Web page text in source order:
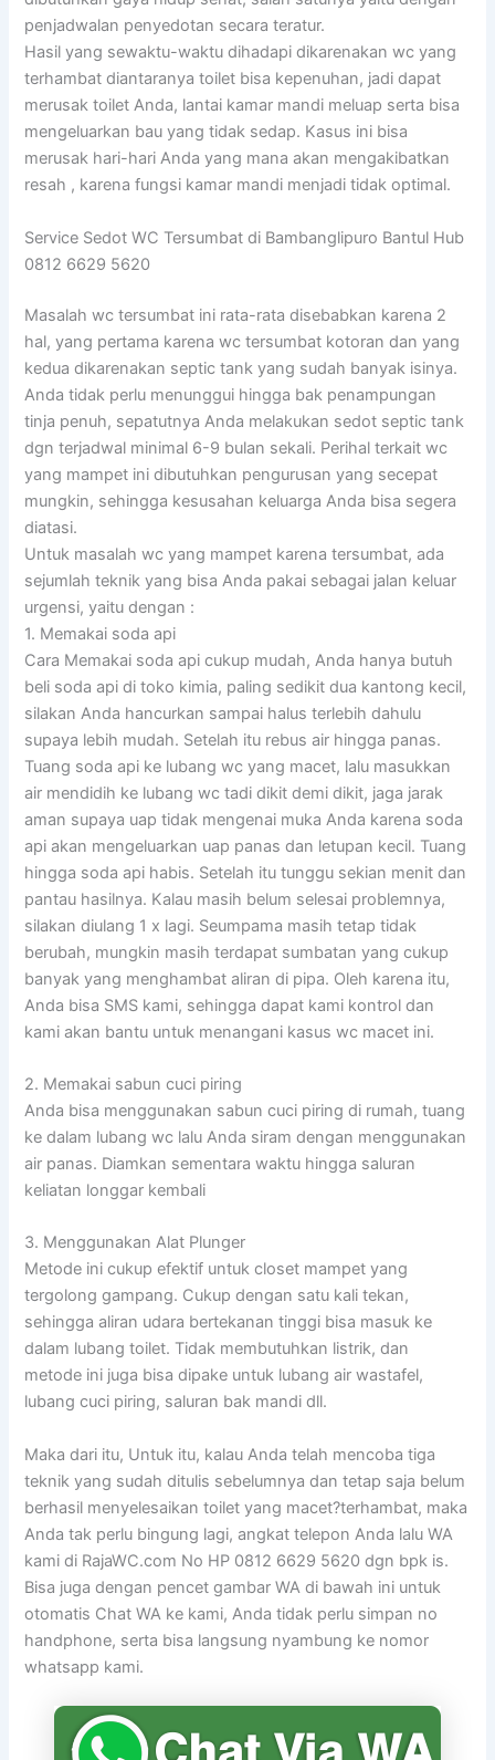
penjadwalan penyedotan secara teratur.
Hasil yang sewaktu-waktu dihadapi dikarenakan wc yang
terhambat diantaranya toilet bisa kepenuhan, jadi dapat
merusak toilet Anda, lantai kamar mandi meluap serta bisa
mengeluarkan bau yang tidak sedap. Kasus ini bisa
merusak hari-hari Anda yang mana akan mengakibatkan
resah , karena fungsi kamar mandi menjadi tidak optimal.
Service Sedot WC Tersumbat di Bambanglipuro Bantul Hub
0812 6629 5620
Masalah wc tersumbat ini rata-rata disebabkan karena 2
hal, yang pertama karena wc tersumbat kotoran dan yang
kedua dikarenakan septic tank yang sudah banyak isinya.
Anda tidak perlu menunggui hingga bak penampungan
tinja penuh, sepatutnya Anda melakukan sedot septic tank
dgn terjadwal minimal 6-9 bulan sekali. Perihal terkait wc
yang mampet ini dibutuhkan pengurusan yang secepat
mungkin, sehingga kesusahan keluarga Anda bisa segera
diatasi.
Untuk masalah wc yang mampet karena tersumbat, ada
sejumlah teknik yang bisa Anda pakai sebagai jalan keluar
urgensi, yaitu dengan :
1. Memakai soda api
Cara Memakai soda api cukup mudah, Anda hanya butuh
beli soda api di toko kimia, paling sedikit dua kantong kecil,
silakan Anda hancurkan sampai halus terlebih dahulu
supaya lebih mudah. Setelah itu rebus air hingga panas.
Tuang soda api ke lubang wc yang macet, lalu masukkan
air mendidih ke lubang wc tadi dikit demi dikit, jaga jarak
aman supaya uap tidak mengenai muka Anda karena soda
api akan mengeluarkan uap panas dan letupan kecil. Tuang
hingga soda api habis. Setelah itu tunggu sekian menit dan
pantau hasilnya. Kalau masih belum selesai problemnya,
silakan diulang 1 x lagi. Seumpama masih tetap tidak
berubah, mungkin masih terdapat sumbatan yang cukup
banyak yang menghambat aliran di pipa. Oleh karena itu,
Anda bisa SMS kami, sehingga dapat kami kontrol dan
kami akan bantu untuk menangani kasus wc macet ini.
2. Memakai sabun cuci piring
Anda bisa menggunakan sabun cuci piring di rumah, tuang
ke dalam lubang wc lalu Anda siram dengan menggunakan
air panas. Diamkan sementara waktu hingga saluran
keliatan longgar kembali
3. Menggunakan Alat Plunger
Metode ini cukup efektif untuk closet mampet yang
tergolong gampang. Cukup dengan satu kali tekan,
sehingga aliran udara bertekanan tinggi bisa masuk ke
dalam lubang toilet. Tidak membutuhkan listrik, dan
metode ini juga bisa dipake untuk lubang air wastafel,
lubang cuci piring, saluran bak mandi dll.
Maka dari itu, Untuk itu, kalau Anda telah mencoba tiga
teknik yang sudah ditulis sebelumnya dan tetap saja belum
berhasil menyelesaikan toilet yang macet?terhambat, maka
Anda tak perlu bingung lagi, angkat telepon Anda lalu WA
kami di RajaWC.com No HP 0812 6629 5620 dgn bpk is.
Bisa juga dengan pencet gambar WA di bawah ini untuk
otomatis Chat WA ke kami, Anda tidak perlu simpan no
handphone, serta bisa langsung nyambung ke nomor
whatsapp kami.